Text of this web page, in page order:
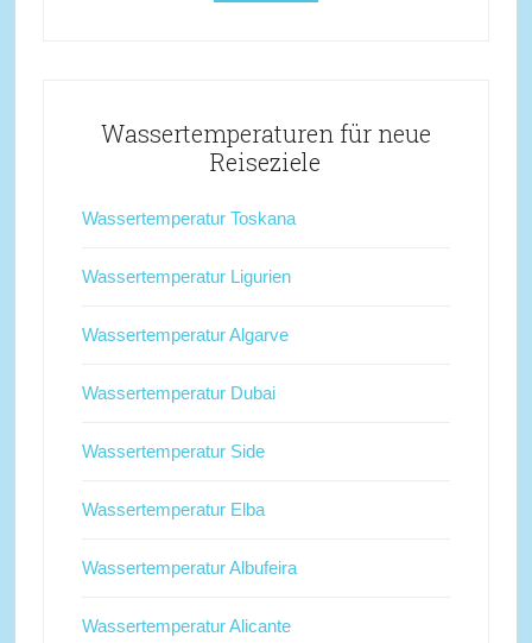
Wassertemperaturen für neue
Reiseziele
Wassertemperatur Toskana
Wassertemperatur Ligurien
Wassertemperatur Algarve
Wassertemperatur Dubai
Wassertemperatur Side
Wassertemperatur Elba
Wassertemperatur Albufeira
Wassertemperatur Alicante